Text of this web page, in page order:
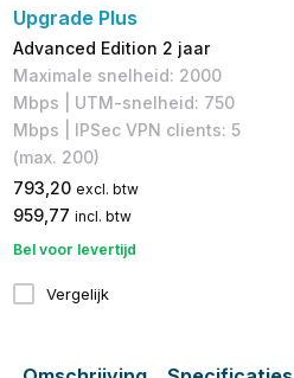
Upgrade Plus
Advanced Edition 2 jaar
Maximale snelheid: 2000
Mbps | UTM-snelheid: 750
Mbps | IPSec VPN clients: 5
(max. 200)
793,20 excl. btw
959,77 incl. btw
Bel voor levertijd
Vergelijk